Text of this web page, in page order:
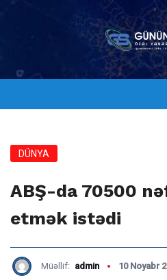
DÜNYA
ABŞ-da 70500
etmək istədi
Müəllif: admin 10 Noyabr